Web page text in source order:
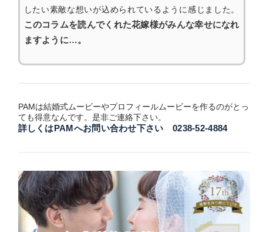
したい素敵な想いが込められているように感じました。
このコラムを読んでくれた花嫁様がみんな幸せになれ
ますように…。
PAMは結婚式ムービーやプロフィールムービーを作るのがとっ
ても得意なんです。是非ご連絡下さい。
詳しくはPAMへお問い合わせ下さい 0238-52-4884